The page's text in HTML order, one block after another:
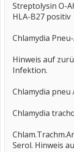
Streptolysin O-
HLA-B27 positiv
Chlamydia
Hinweis auf
Infektion.
Chlamydia pneu
Chlamydia
Serol. Hinweis